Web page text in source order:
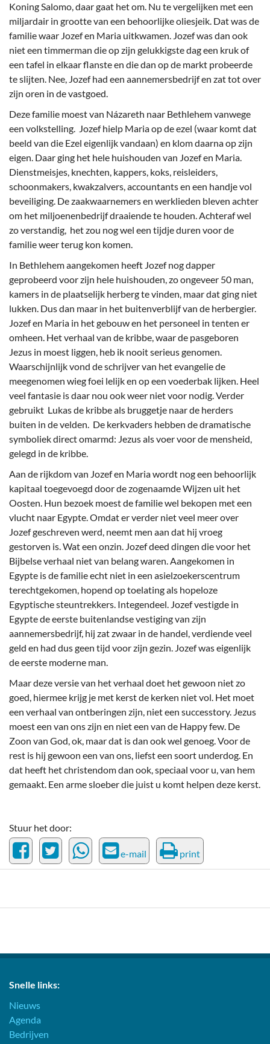
Koning Salomo, daar gaat het om. Nu te vergelijken met een
miljardair in grootte van een behoorlijke oliesjeik. Dat was de
familie waar Jozef en Maria uitkwamen. Jozef was dan ook
niet een timmerman die op zijn gelukkigste dag een kruk of
een tafel in elkaar flanste en die dan op de markt probeerde
te slijten. Nee, Jozef had een aannemersbedrijf en zat tot over
zijn oren in de vastgoed.
Deze familie moest van Názareth naar Bethlehem vanwege
een volkstelling. Jozef hielp Maria op de ezel (waar komt dat
beeld van die Ezel eigenlijk vandaan) en klom daarna op zijn
eigen. Daar ging het hele huishouden van Jozef en Maria.
Dienstmeisjes, knechten, kappers, koks, reisleiders,
schoonmakers, kwakzalvers, accountants en een handje vol
beveiliging. De zaakwaarnemers en werklieden bleven achter
om het miljoenenbedrijf draaiende te houden. Achteraf wel
zo verstandig, het zou nog wel een tijdje duren voor de
familie weer terug kon komen.
In Bethlehem aangekomen heeft Jozef nog dapper
geprobeerd voor zijn hele huishouden, zo ongeveer 50 man,
kamers in de plaatselijk herberg te vinden, maar dat ging niet
lukken. Dus dan maar in het buitenverblijf van de herbergier.
Jozef en Maria in het gebouw en het personeel in tenten er
omheen. Het verhaal van de kribbe, waar de pasgeboren
Jezus in moest liggen, heb ik nooit serieus genomen.
Waarschijnlijk vond de schrijver van het evangelie de
meegenomen wieg foei lelijk en op een voederbak lijken. Heel
veel fantasie is daar nou ook weer niet voor nodig. Verder
gebruikt Lukas de kribbe als bruggetje naar de herders
buiten in de velden. De kerkvaders hebben de dramatische
symboliek direct omarmd: Jezus als voer voor de mensheid,
gelegd in de kribbe.
Aan de rijkdom van Jozef en Maria wordt nog een behoorlijk
kapitaal toegevoegd door de zogenaamde Wijzen uit het
Oosten. Hun bezoek moest de familie wel bekopen met een
vlucht naar Egypte. Omdat er verder niet veel meer over
Jozef geschreven werd, neemt men aan dat hij vroeg
gestorven is. Wat een onzin. Jozef deed dingen die voor het
Bijbelse verhaal niet van belang waren. Aangekomen in
Egypte is de familie echt niet in een asielzoekerscentrum
terechtgekomen, hopend op toelating als hopeloze
Egyptische steuntrekkers. Integendeel. Jozef vestigde in
Egypte de eerste buitenlandse vestiging van zijn
aannemersbedrijf, hij zat zwaar in de handel, verdiende veel
geld en had dus geen tijd voor zijn gezin. Jozef was eigenlijk
de eerste moderne man.
Maar deze versie van het verhaal doet het gewoon niet zo
goed, hiermee krijg je met kerst de kerken niet vol. Het moet
een verhaal van ontberingen zijn, niet een successtory. Jezus
moest een van ons zijn en niet een van de Happy few. De
Zoon van God, ok, maar dat is dan ook wel genoeg. Voor de
rest is hij gewoon een van ons, liefst een soort underdog. En
dat heeft het christendom dan ook, speciaal voor u, van hem
gemaakt. Een arme sloeber die juist u komt helpen deze kerst.
Stuur het door:
e-mail print
Snelle links:
Nieuws
Agenda
Bedrijven